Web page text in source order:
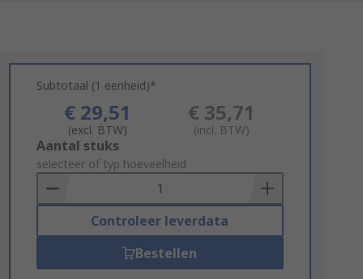
Subtotaal (1 eenheid)*
€ 29,51
(excl. BTW)
€ 35,71
(incl. BTW)
Add
to
Basket
Aantal stuks
selecteer of typ hoeveelheid
Controleer leverdata
Bestellen